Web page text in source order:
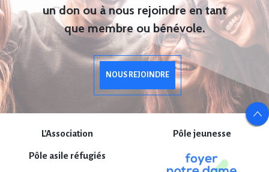
un don ou à nous rejoindre en tant
que membre ou bénévole.
NOUS REJOINDRE
L'Association Pôle jeunesse
Pôle asile réfugiés